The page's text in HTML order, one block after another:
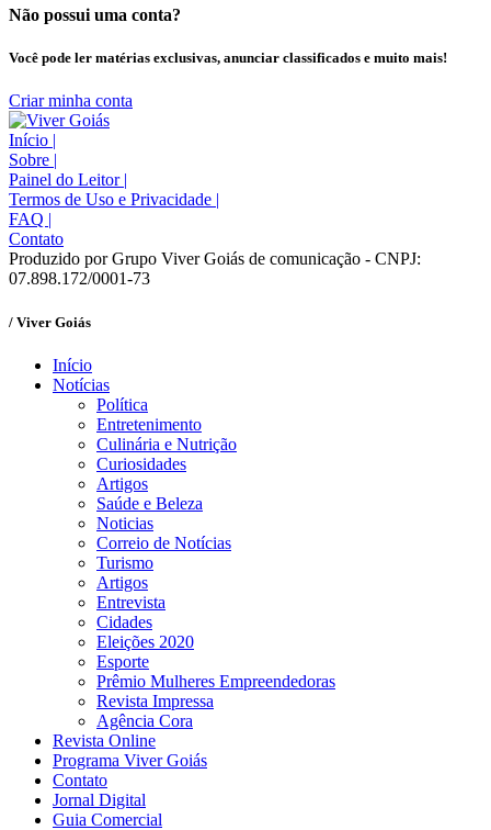
Não possui uma conta?
Você pode ler matérias exclusivas, anunciar classificados e muito mais!
Criar minha conta
Início |
Sobre |
Painel do Leitor |
Termos de Uso e Privacidade |
FAQ |
Contato
Produzido por Grupo Viver Goiás de comunicação - CNPJ:
07.898.172/0001-73
/ Viver Goiás
Início
Notícias
Política
Entretenimento
Culinária e Nutrição
Curiosidades
Artigos
Saúde e Beleza
Noticias
Correio de Notícias
Turismo
Artigos
Entrevista
Cidades
Eleições 2020
Esporte
Prêmio Mulheres Empreendedoras
Revista Impressa
Agência Cora
Revista Online
Programa Viver Goiás
Contato
Jornal Digital
Guia Comercial